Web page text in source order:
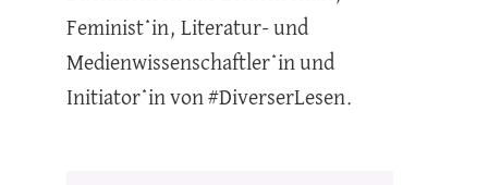
Feminist*in, Literatur- und
Medienwissenschaftler*in und
Initiator*in von #DiverserLesen.